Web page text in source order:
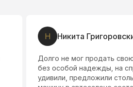
Н Никита
Долго не мог продать
без особой надежды, на
удивили, предложили